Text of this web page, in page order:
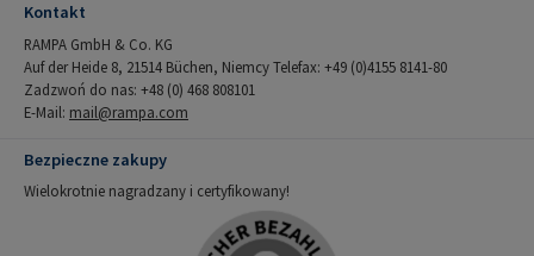
Kontakt
RAMPA GmbH & Co. KG
Auf der Heide 8, 21514 Büchen, Niemcy Telefax: +49 (0)4155 8141-80
Zadzwoń do nas: +48 (0) 468 808101
E-Mail: mail@rampa.com
Bezpieczne zakupy
Wielokrotnie nagradzany i certyfikowany!